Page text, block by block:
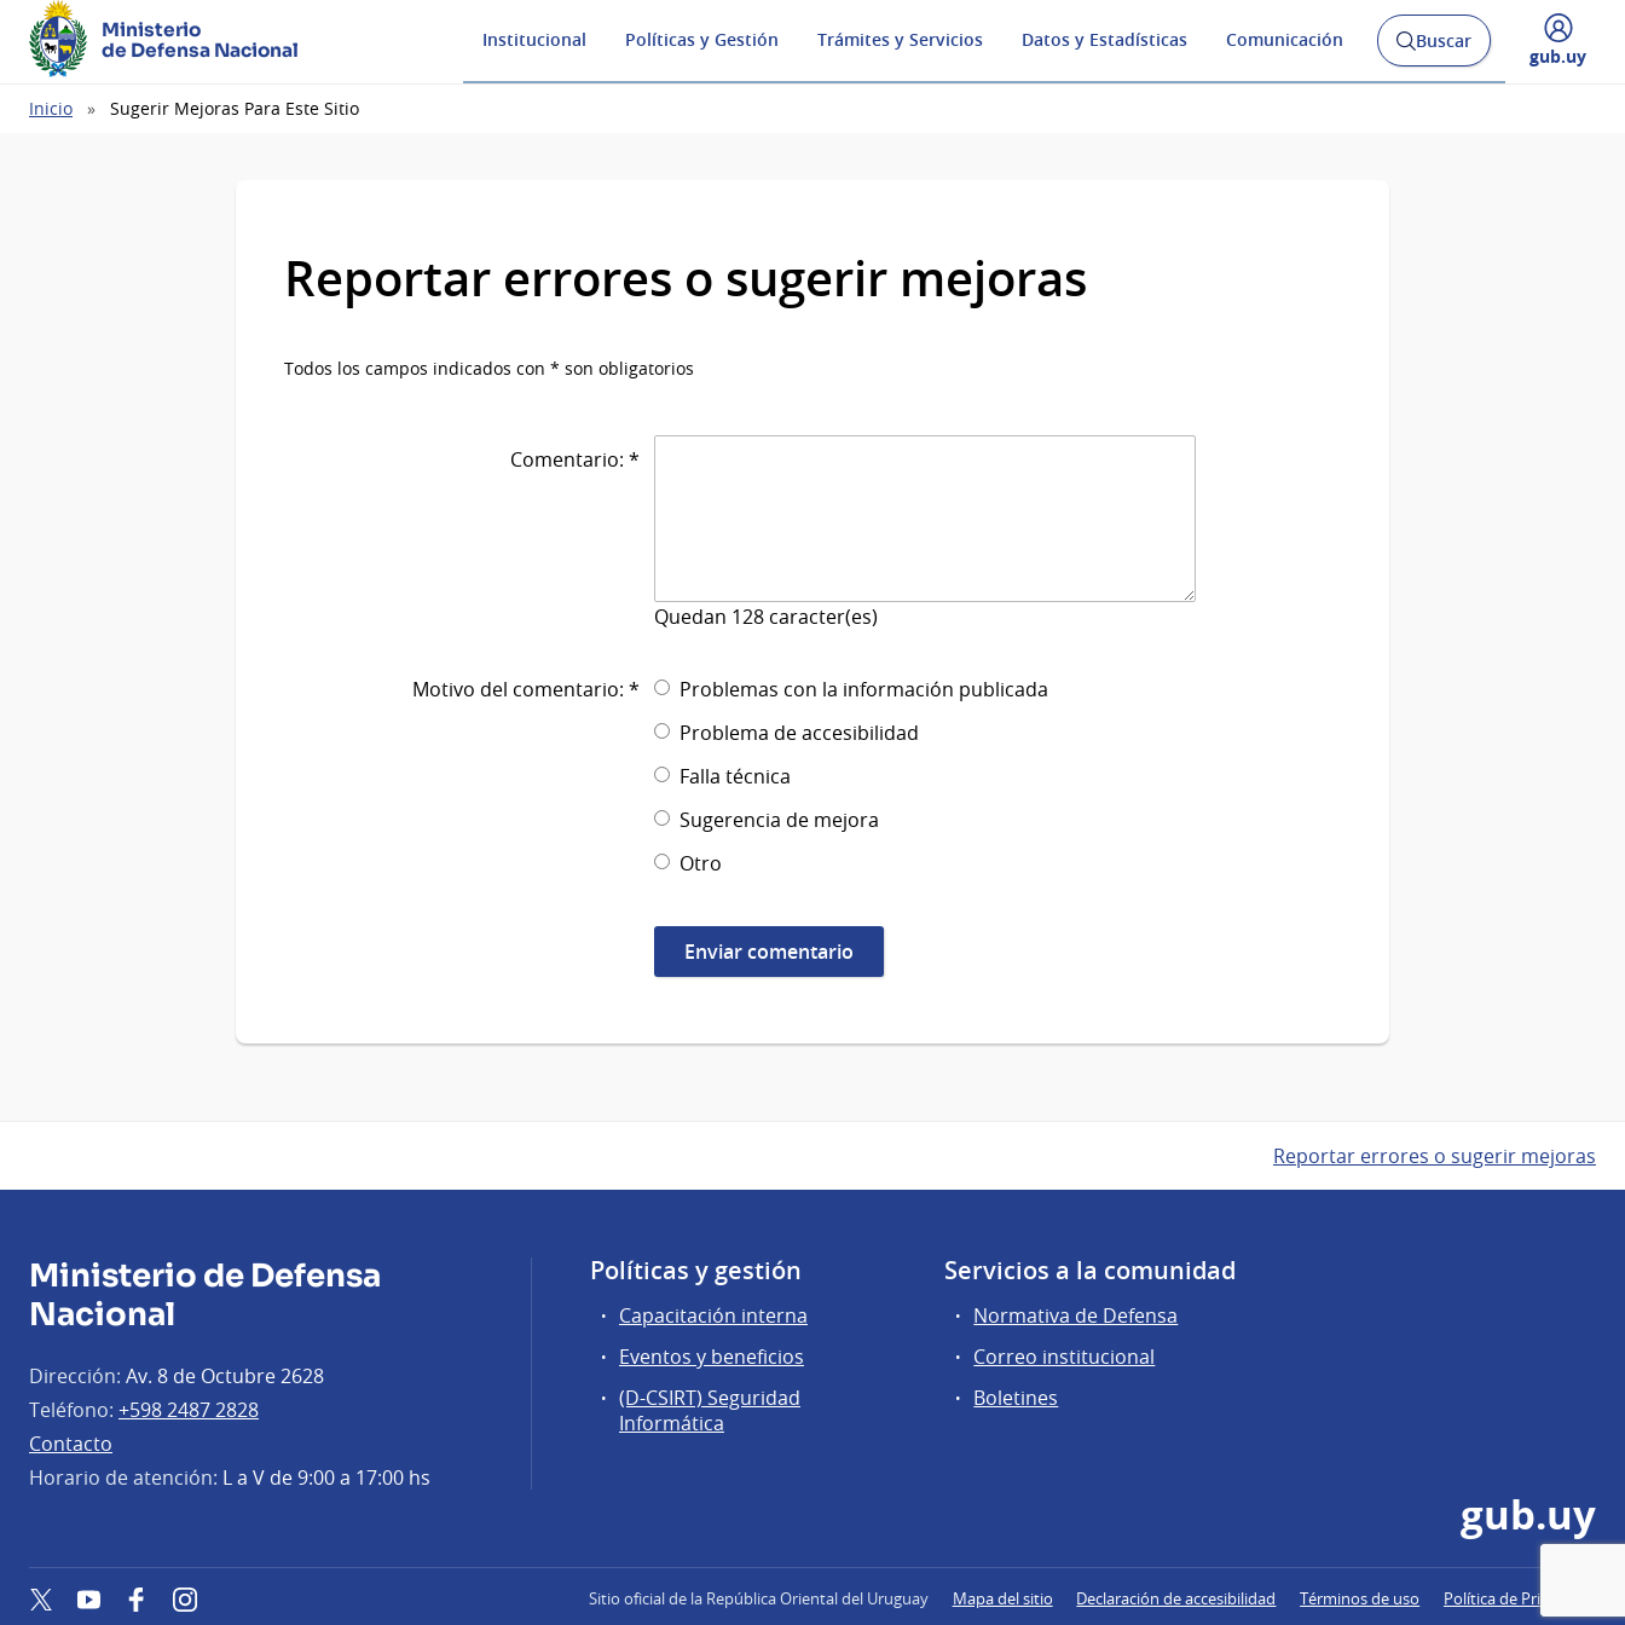
Ministerio
de Defensa Nacional
Institucional Políticas y Gestión Trámites y Servicios Datos y Estadísticas Comunicación
Abrir
buscador
Buscar
Desplegar
gub.uy
Ruta
Inicio Sugerir Mejoras Para Este Sitio
Reportar errores o sugerir mejoras
Todos los campos indicados con * son obligatorios
Comentario: *
Quedan 128 caracter(es)
Motivo del comentario: *
Problemas con la información publicada
Problema de accesibilidad
Falla técnica
Sugerencia de mejora
Otro
Reportar errores o sugerir mejoras
Ministerio de Defensa
Nacional
Dirección: Av. 8 de Octubre 2628
Teléfono: +598 2487 2828
Contacto
Horario de atención: L a V de 9:00 a 17:00 hs
Políticas y gestión
Capacitación interna
Eventos y beneficios
(D-CSIRT) Seguridad
Informática
Servicios a la comunidad
Normativa de Defensa
Correo institucional
Boletines
gub.uy
TwitterYouTube FacebookInstagram Sitio oficial de la República Oriental del Uruguay Mapa del sitio Declaración de accesibilidad Términos de uso Política de Privacidad